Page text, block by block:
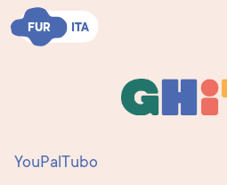
FUR ITA
FUR ITA
Ghiti
YouPalTubo